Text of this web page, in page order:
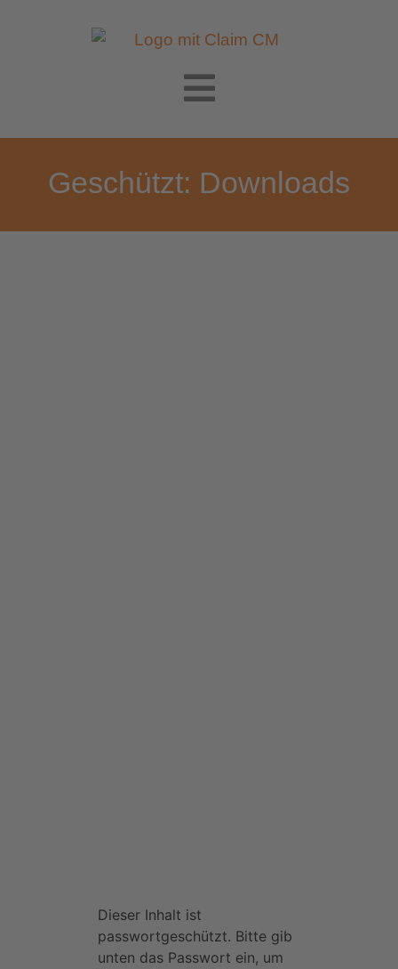
Geschützt: Downloads
Dieser Inhalt ist
passwortgeschützt. Bitte gib
unten das Passwort ein, um